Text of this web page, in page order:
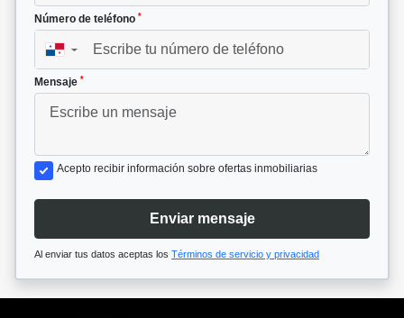
Número de teléfono *
▼
Mensaje *
Acepto recibir información sobre ofertas inmobiliarias
Enviar mensaje
Al enviar tus datos aceptas los Términos de servicio y privacidad